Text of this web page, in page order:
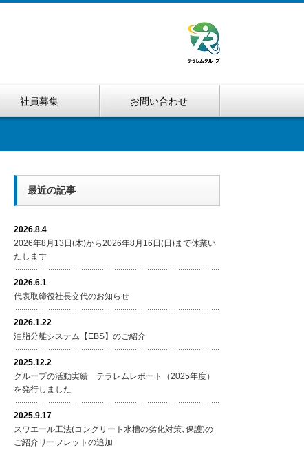
社員募集 お問い合わせ
最近の記事
2026.8.4
2026年8月13日(木)から2026年8月16日(日)まで休業い
たします
2026.6.1
代表取締役社長交代のお知らせ
2026.1.22
油脂分離システム【EBS】のご紹介
2025.12.2
グループの活動実績 テラレムレポート（2025年度）
を発行しました
2025.9.17
スワエール工法(コンクリート水槽の劣化対策､保護)の
ご紹介リーフレットの追加